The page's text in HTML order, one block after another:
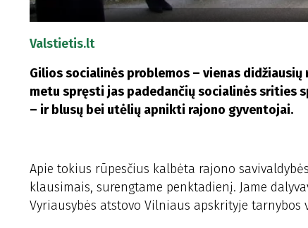
Valstietis.lt
Gilios socialinės problemos – vienas
metu spręsti jas padedančių socialinės srities
– ir blusų bei utėlių apnikti rajono gyventojai.
Apie tokius rūpesčius kalbėta rajono
klausimais, surengtame penktadienį. Jame
Vyriausybės atstovo Vilniaus apskrityje tarnybos